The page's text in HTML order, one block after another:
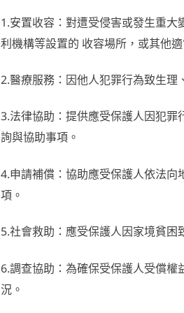
1.安置收容：對遭受侵害或發生重
利機構等設置的 收容場所，或其他適
2.醫療服務：因他人犯罪行為致生理
3.法律協助：提供應受保護人因犯
詢與協助事項。
4.申請補償：協助應受保護人依法
項。
5.社會救助：應受保護人因家境貧困
6.調查協助：為確保受保護人受償
況。